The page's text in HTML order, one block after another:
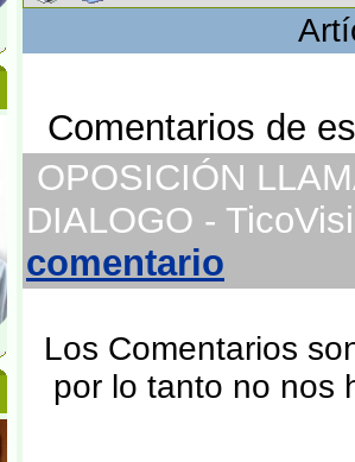
Comentarios de
OPOSICIÓN
DIALOGO -
comentario
Los Comentarios
por lo tanto no nos